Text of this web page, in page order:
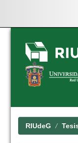
Skip
navigation
RIUdeG